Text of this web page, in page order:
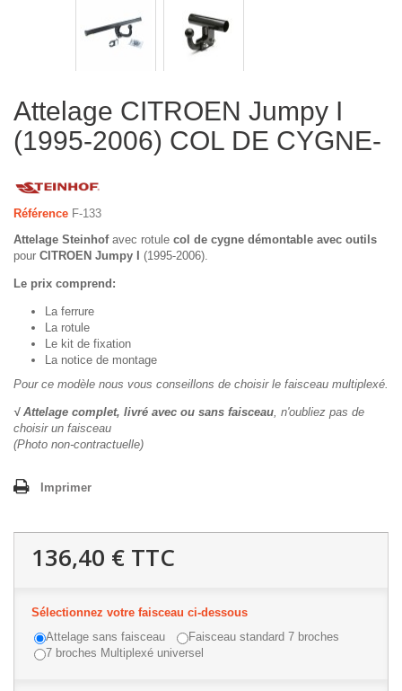
Attelage CITROEN Jumpy I
(1995-2006) COL DE CYGNE-
Référence F-133
Attelage Steinhofavec rotule col de cygne démontable avec outils
pour CITROEN Jumpy I (1995-2006).
Le prix comprend:
La ferrure
La rotule
Le kit de fixation
La notice de montage
Pour ce modèle nous vous conseillons de choisir le faisceau multiplexé.
√ Attelage complet, livré avec ou sans faisceau, n'oubliez pas de
choisir un faisceau
(Photo non-contractuelle)
Imprimer
136,40 € TTC
Sélectionnez votre faisceau ci-dessous
Attelage sans faisceau
Faisceau standard 7 broches
7 broches Multiplexé universel